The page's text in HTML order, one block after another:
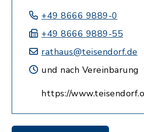
+49 8666 9889-0
+49 8666 9889-55
rathaus@teisendorf.de
und nach Vereinbarung
https://